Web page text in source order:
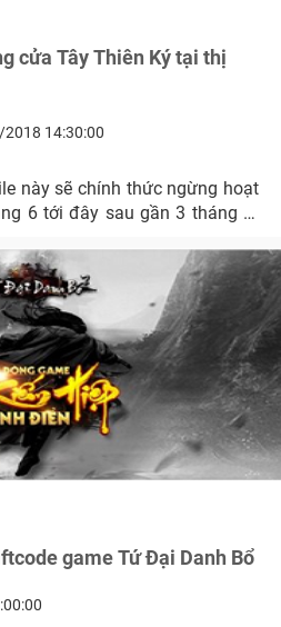
cửa Tây Thiên Ký tại thị
14:30:00
này sẽ chính thức ngừng hoạt
6 tới đây sau gần 3 tháng ra
game Tứ Đại Danh Bổ